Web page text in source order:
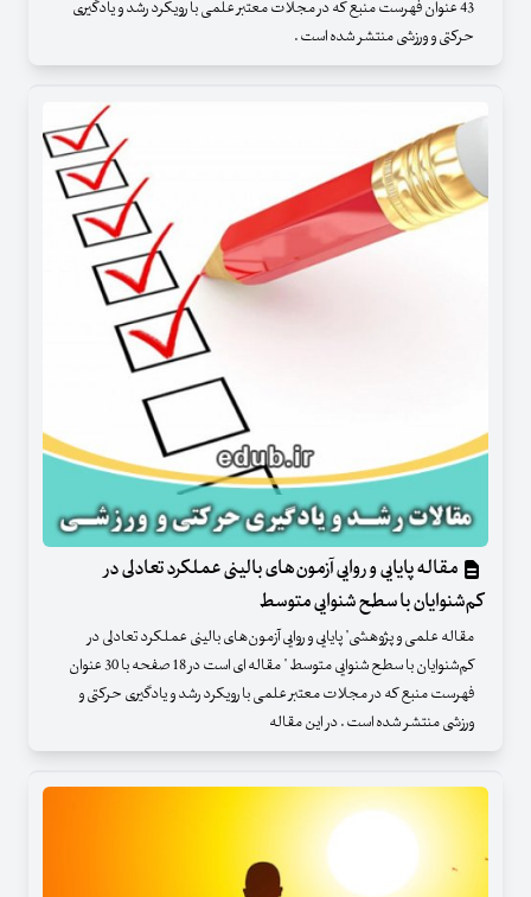
43 عنوان فهرست منبع که در مجلات معتبر علمی با رویکرد رشد و یادگیری
حرکتی و ورزشی منتشر شده است .
مقاله پایایی و روایی آزمون‌های بالینی عملکرد تعادلی در
کم‌شنوایان با سطح شنوایی متوسط
مقاله علمی و پژوهشی" پایایی و روایی آزمون‌های بالینی عملکرد تعادلی در
کم‌شنوایان با سطح شنوایی متوسط " مقاله ای است در 18 صفحه با 30 عنوان
فهرست منبع که در مجلات معتبر علمی با رویکرد رشد و یادگیری حرکتی و
ورزشی منتشر شده است . در این مقاله